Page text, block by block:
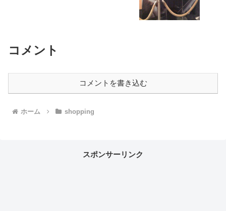
コメント
コメントを書き込む
ホーム shopping
スポンサーリンク